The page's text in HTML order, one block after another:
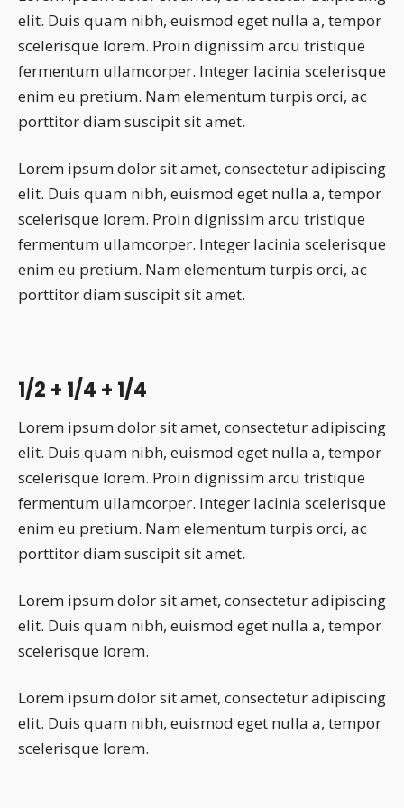
elit. Duis quam nibh, euismod eget nulla a, tempor
scelerisque lorem. Proin dignissim arcu tristique
fermentum ullamcorper. Integer lacinia scelerisque
enim eu pretium. Nam elementum turpis orci, ac
porttitor diam suscipit sit amet.
Lorem ipsum dolor sit amet, consectetur adipiscing
elit. Duis quam nibh, euismod eget nulla a, tempor
scelerisque lorem. Proin dignissim arcu tristique
fermentum ullamcorper. Integer lacinia scelerisque
enim eu pretium. Nam elementum turpis orci, ac
porttitor diam suscipit sit amet.
1/2 + 1/4 + 1/4
Lorem ipsum dolor sit amet, consectetur adipiscing
elit. Duis quam nibh, euismod eget nulla a, tempor
scelerisque lorem. Proin dignissim arcu tristique
fermentum ullamcorper. Integer lacinia scelerisque
enim eu pretium. Nam elementum turpis orci, ac
porttitor diam suscipit sit amet.
Lorem ipsum dolor sit amet, consectetur adipiscing
elit. Duis quam nibh, euismod eget nulla a, tempor
scelerisque lorem.
Lorem ipsum dolor sit amet, consectetur adipiscing
elit. Duis quam nibh, euismod eget nulla a, tempor
scelerisque lorem.